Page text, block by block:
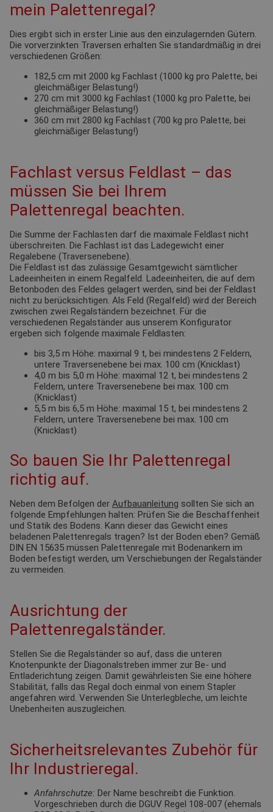
mein Palettenregal?
Dies ergibt sich in erster Linie aus den einzulagernden Gütern.
Die vorverzinkten Traversen erhalten Sie standardmäßig in drei
verschiedenen Größen:
182,5 cm mit 2000 kg Fachlast (1000 kg pro Palette, bei
gleichmäßiger Belastung!)
270 cm mit 3000 kg Fachlast (1000 kg pro Palette, bei
gleichmäßiger Belastung!)
360 cm mit 2800 kg Fachlast (700 kg pro Palette, bei
gleichmäßiger Belastung!)
Fachlast versus Feldlast – das
müssen Sie bei Ihrem
Palettenregal beachten.
Die Summe der Fachlasten darf die maximale Feldlast nicht
überschreiten. Die Fachlast ist das Ladegewicht einer
Regalebene (Traversenebene).
Die Feldlast ist das zulässige Gesamtgewicht sämtlicher
Ladeeinheiten in einem Regalfeld. Ladeeinheiten, die auf dem
Betonboden des Feldes gelagert werden, sind bei der Feldlast
nicht zu berücksichtigen. Als Feld (Regalfeld) wird der Bereich
zwischen zwei Regalständern bezeichnet. Für die
verschiedenen Regalständer aus unserem Konfigurator
ergeben sich folgende maximale Feldlasten:
bis 3,5 m Höhe: maximal 9 t, bei mindestens 2 Feldern,
untere Traversenebene bei max. 100 cm (Knicklast)
4,0 m bis 5,0 m Höhe: maximal 12 t, bei mindestens 2
Feldern, untere Traversenebene bei max. 100 cm
(Knicklast)
5,5 m bis 6,5 m Höhe: maximal 15 t, bei mindestens 2
Feldern, untere Traversenebene bei max. 100 cm
(Knicklast)
So bauen Sie Ihr Palettenregal
richtig auf.
Neben dem Befolgen der Aufbauanleitung sollten Sie sich an
folgende Empfehlungen halten: Prüfen Sie die Beschaffenheit
und Statik des Bodens. Kann dieser das Gewicht eines
beladenen Palettenregals tragen? Ist der Boden eben? Gemäß
DIN EN 15635 müssen Palettenregale mit Bodenankern im
Boden befestigt werden, um Verschiebungen der Regalständer
zu vermeiden.
Ausrichtung der
Palettenregalständer.
Stellen Sie die Regalständer so auf, dass die unteren
Knotenpunkte der Diagonalstreben immer zur Be- und
Entladerichtung zeigen. Damit gewährleisten Sie eine höhere
Stabilität, falls das Regal doch einmal von einem Stapler
angefahren wird. Verwenden Sie Unterlegbleche, um leichte
Unebenheiten auszugleichen.
Sicherheitsrelevantes Zubehör für
Ihr Industrieregal.
Anfahrschutze: Der Name beschreibt die Funktion.
Vorgeschrieben durch die DGUV Regel 108-007 (ehemals